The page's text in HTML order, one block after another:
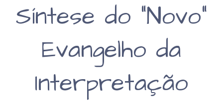
Síntese do “Novo”
Evangelho da
Interpretação